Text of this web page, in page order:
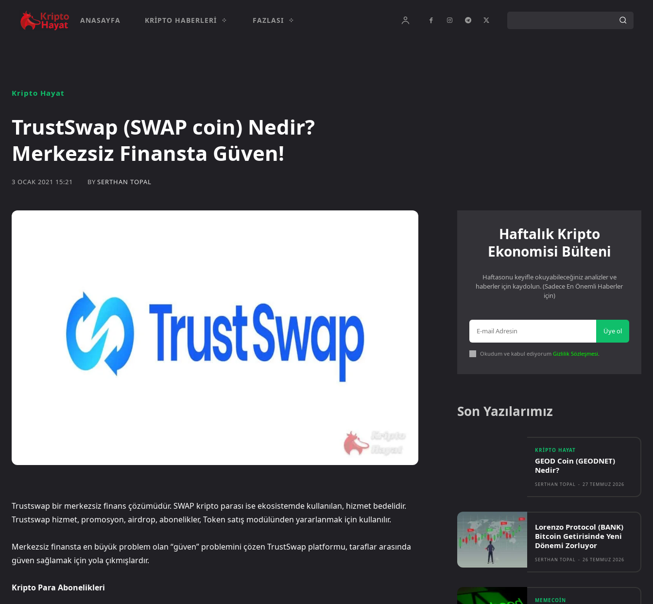
ANASAYFA KRIPTO HABERLERI FAZLASI
Kripto Hayat
TrustSwap (SWAP coin) Nedir?
Merkezsiz Finansta Güven!
3 OCAK 2021 15:21 BY SERTHAN TOPAL
Trustswap bir merkezsiz finans çözümüdür. SWAP kripto parası ise ekosistemde kullanılan, hizmet bedelidir.
Trustswap hizmet, promosyon, airdrop, abonelikler, Token satış modülünden yararlanmak için kullanılır.
Merkezsiz finansta en büyük problem olan “güven” problemini çözen TrustSwap platformu, taraflar arasında
güven sağlamak için yola çıkmışlardır.
Kripto Para Abonelikleri
Haftalık Kripto
Ekonomisi Bülteni
Haftasonu keyifle okuyabileceğiniz analizler ve
haberler için kaydolun. (Sadece En Önemli Haberler
için)
Üye ol
Okudum ve kabul ediyorumGizlilik Sözleşmesi.
Son Yazılarımız
KRIPTO HAYAT
GEOD Coin (GEODNET)
Nedir?
SERTHAN TOPAL - 27 TEMMUZ 2026
Lorenzo Protocol (BANK)
Bitcoin Getirisinde Yeni
Dönemi Zorluyor
SERTHAN TOPAL - 26 TEMMUZ 2026
MEMECOIN